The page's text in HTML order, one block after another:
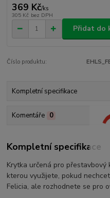
369 Kč/ks
305 Kč bez DPH
Přidat do
Číslo produktu:
Kompletní specifikace
Komentáře 0
Kompletní specifikace
Krytka určená pro
kterou využijete, pokud
Felicia, ale rozhodnete se pro